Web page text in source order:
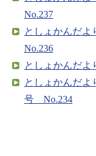
No.237
としょかんだ
No.236
としょかんだ
としょかんだよ
号 No.234